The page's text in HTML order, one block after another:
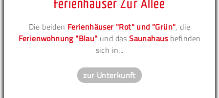
Ferienhäuser Zur Allee
Die beiden Ferienhäuser "Rot" und "Grün", die
Ferienwohnung "Blau" und dasSaunahausbefinden
sich in...
zur Unterkunft